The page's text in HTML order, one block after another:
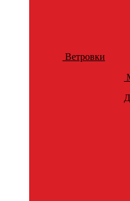
Ветровки